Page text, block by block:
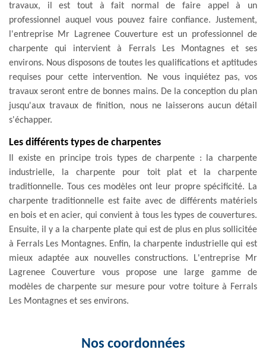
travaux, il est tout à fait normal de faire appel à un
professionnel auquel vous pouvez faire confiance. Justement,
l'entreprise Mr Lagrenee Couverture est un professionnel de
charpente qui intervient à Ferrals Les Montagnes et ses
environs. Nous disposons de toutes les qualifications et aptitudes
requises pour cette intervention. Ne vous inquiétez pas, vos
travaux seront entre de bonnes mains. De la conception du plan
jusqu'aux travaux de finition, nous ne laisserons aucun détail
s'échapper.
Les différents types de charpentes
Il existe en principe trois types de charpente : la charpente
industrielle, la charpente pour toit plat et la charpente
traditionnelle. Tous ces modèles ont leur propre spécificité. La
charpente traditionnelle est faite avec de différents matériels
en bois et en acier, qui convient à tous les types de couvertures.
Ensuite, il y a la charpente plate qui est de plus en plus sollicitée
à Ferrals Les Montagnes. Enfin, la charpente industrielle qui est
mieux adaptée aux nouvelles constructions. L'entreprise Mr
Lagrenee Couverture vous propose une large gamme de
modèles de charpente sur mesure pour votre toiture à Ferrals
Les Montagnes et ses environs.
Nos coordonnées